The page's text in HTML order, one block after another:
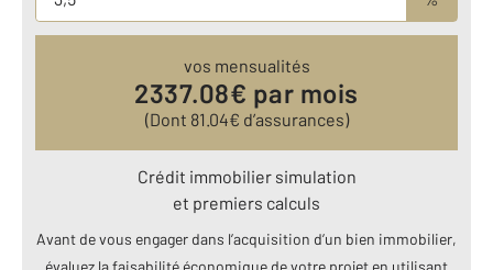
vos mensualités
2337.08€ par mois
(Dont 81.04€ d’assurances)
Crédit immobilier simulation
et premiers calculs
Avant de vous engager dans l’acquisition d’un bien immobilier,
évaluez la faisabilité économique de votre projet en utilisant